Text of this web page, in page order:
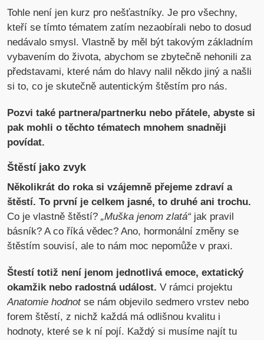
Tohle není jen kurz pro nešťastníky. Je pro všechny,
kteří se tímto tématem zatím nezaobírali nebo to dosud
nedávalo smysl. Vlastně by měl být takovým základním
vybavením do života, abychom se zbytečně nehonili za
představami, které nám do hlavy nalil někdo jiný a našli
si to, co je skutečně autentickým štěstím pro nás.
Pozvi také partnera/partnerku nebo přátele, abyste si
pak mohli o těchto tématech mnohem snadněji
povídat.
Štěstí jako zvyk
Několikrát do roka si vzájemně přejeme zdraví a
štěstí. To první je celkem jasné, to druhé ani trochu.
Co je vlastně štěstí?„Muška jenom zlatá“ jak pravil
básník? A co říká vědec? Ano, hormonální změny se
štěstím souvisí, ale to nám moc nepomůže v praxi.
Štestí totiž není jenom jednotlivá emoce, extatický
okamžik nebo radostná událost. V rámci projektu
Anatomie hodnotse nám objevilo sedmero vrstev nebo
forem štěstí, z nichž každá má odlišnou kvalitu i
hodnoty, které se k ní pojí. Každý si musíme najít tu